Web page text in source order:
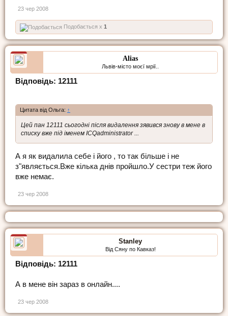
23 чер 2008
Подобається x 1
Alias
Львів-місто моєї мрії..
Відповідь: 12111
Цитата від Ольга: ↑
Цей пан 12111 сьогодні після видалення зявився знову в мене в
списку вже під іменем ICQadministrator ...
А я як видалила себе і його , то так більше і не
з"являється.Вже кілька днів пройшло.У сестри теж його
вже немає.
23 чер 2008
Stanley
Від Сяну по Кавказ!
Відповідь: 12111
А в мене він зараз в онлайн....
23 чер 2008